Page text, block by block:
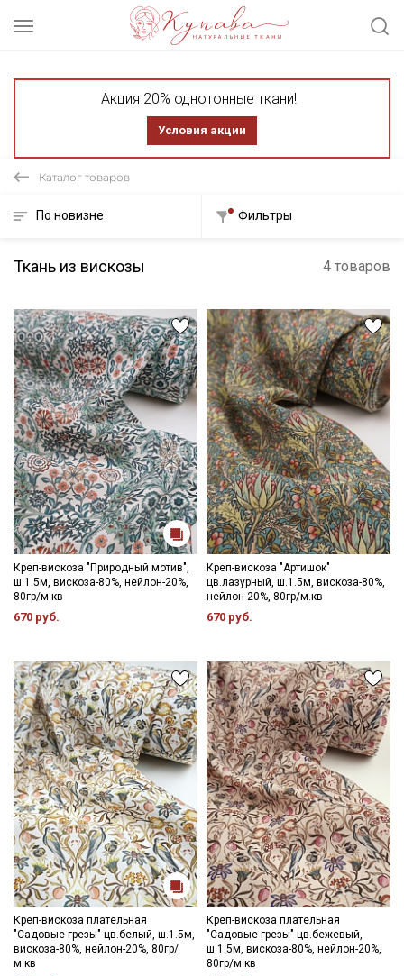
Акция 20% однотонные ткани!
Условия акции
Каталог товаров
По новизне Фильтры
Ткань из вискозы 4 товаров
Креп-вискоза "Природный мотив",
ш.1.5м, вискоза-80%, нейлон-20%,
80гр/м.кв
670 руб.
Креп-вискоза "Артишок"
цв.лазурный, ш.1.5м, вискоза-80%,
нейлон-20%, 80гр/м.кв
670 руб.
Креп-вискоза плательная
"Садовые грезы" цв.белый, ш.1.5м,
вискоза-80%, нейлон-20%, 80гр/
м.кв
Креп-вискоза плательная
"Садовые грезы" цв.бежевый,
ш.1.5м, вискоза-80%, нейлон-20%,
80гр/м.кв
Секретная рассылка от Купава
Мы публикуем здесь дополнительные
промокоды и скидки до 30% на узкие
категории тканей
Электронная почта